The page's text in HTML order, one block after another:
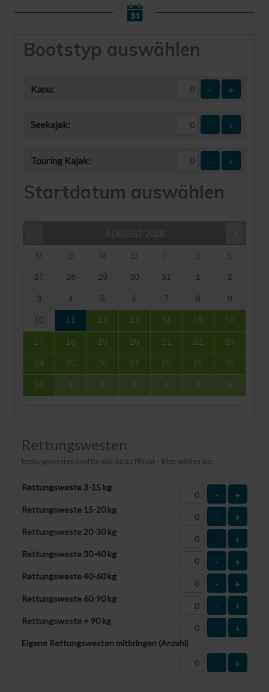
Bootstyp auswählen
Kanu: - +
Seekajak: - +
Touring Kajak: - +
Startdatum auswählen
AUGUST 2026
M D M D F S S
27 28 29 30 31 1 2
3 4 5 6 7 8 9
10 11 12 13 14 15 16
17 18 19 20 21 22 23
24 25 26 27 28 29 30
31 1 2 3 4 5 6
Rettungswesten
Rettungswesten sind für alle Gäste Pflicht – bitte wählen Sie:
Rettungsweste 3-15 kg
- +
Rettungsweste 15-20 kg
- +
Rettungsweste 20-30 kg
- +
Rettungsweste 30-40 kg
- +
Rettungsweste 40-60 kg
- +
Rettungsweste 60-90 kg
- +
Rettungsweste + 90 kg
- +
Eigene Rettungswesten mitbringen (Anzahl)
- +